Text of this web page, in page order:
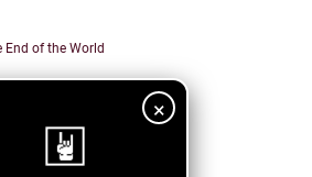
×
End of the World